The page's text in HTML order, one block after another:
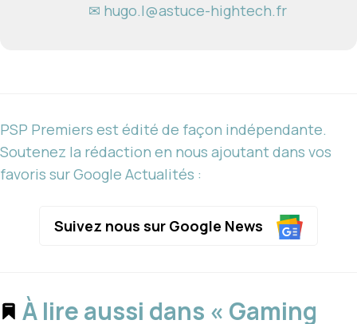
✉ hugo.l@astuce-hightech.fr
PSP Premiers est édité de façon indépendante.
Soutenez la rédaction en nous ajoutant dans vos
favoris sur Google Actualités :
Suivez nous sur Google News
À lire aussi dans « Gaming